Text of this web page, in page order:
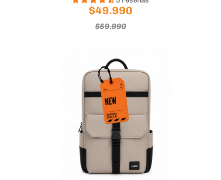
$49.990
$59.990